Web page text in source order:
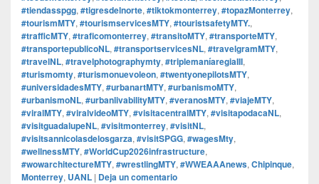
#tiendasspgg, #tigresdelnorte, #tiktokmonterrey, #topazMonterrey,
#tourismMTY, #tourismservicesMTY, #touristsafetyMTY.,
#trafficMTY, #traficomonterrey, #transitoMTY, #transporteMTY,
#transportepublicoNL, #transportservicesNL, #travelgramMTY,
#travelNL, #travelphotographymty, #triplemaníaregiaIII,
#turismomty, #turismonuevoleon, #twentyonepilotsMTY,
#universidadesMTY, #urbanartMTY, #urbanismoMTY,
#urbanismoNL, #urbanlivabilityMTY, #veranosMTY, #viajeMTY,
#viralMTY, #viralvideoMTY, #visitacentralMTY, #visitapodacaNL,
#visitguadalupeNL, #visitmonterrey, #visitNL,
#visitsannicolasdelosgarza, #visitSPGG, #wagesMty,
#wellnessMTY, #WorldCup2026infrastructure,
#wowarchitectureMTY, #wrestlingMTY, #WWEAAAnews, Chipinque,
Monterrey, UANL | Deja un comentario